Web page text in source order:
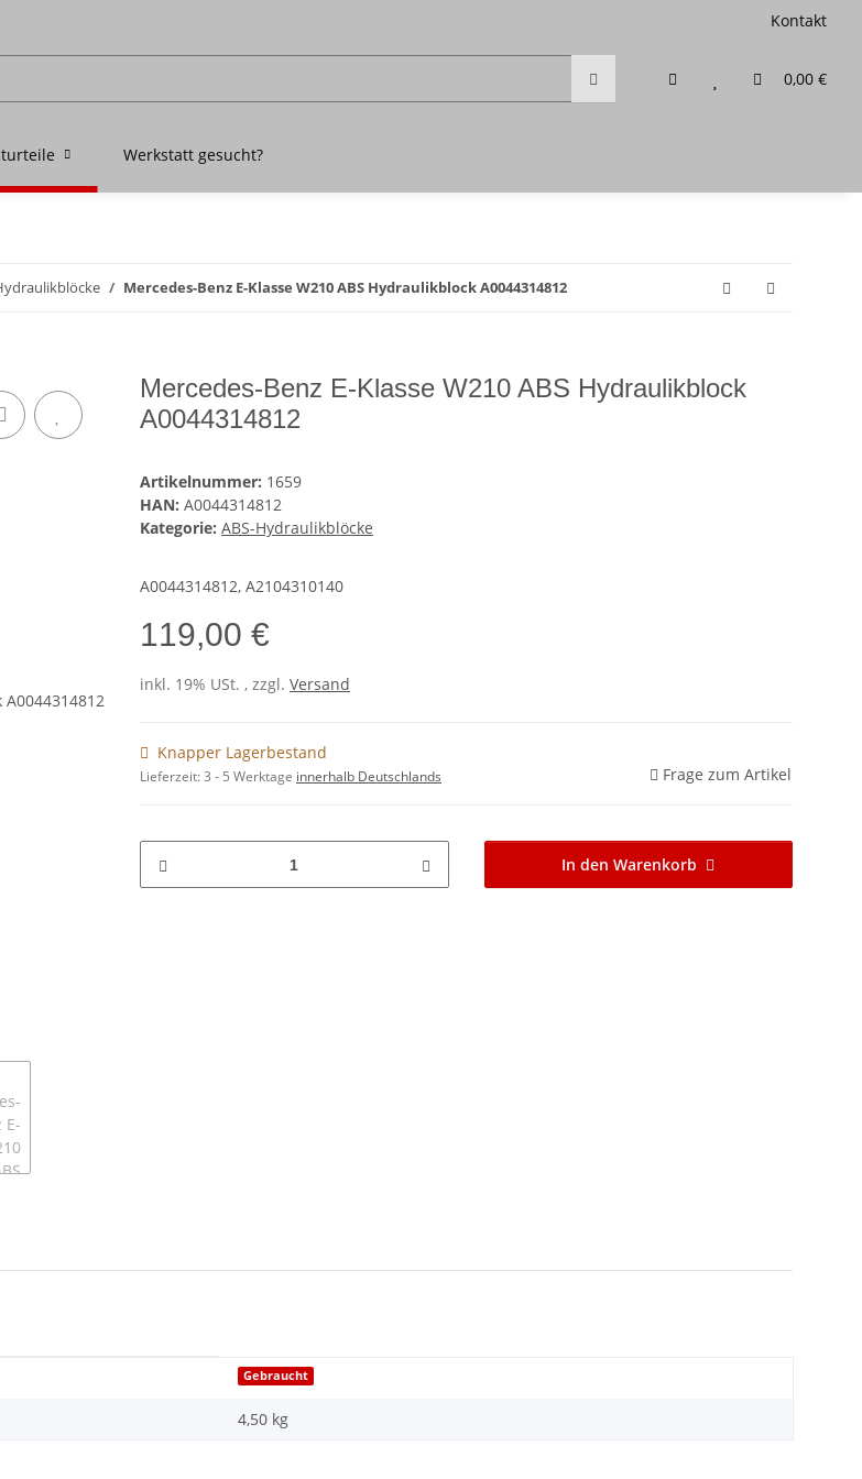
Kontakt
0,00 €
Werkstatt gesucht?
Mercedes-Benz E-Klasse W210 ABS Hydraulikblock A0044314812
Mercedes-Benz E-Klasse W210 ABS Hydraulikblock
A0044314812
Artikelnummer: 1659
HAN: A0044314812
Kategorie: ABS-Hydraulikblöcke
A0044314812, A2104310140
119,00 €
inkl. 19% USt. , zzgl. Versand
Knapper Lagerbestand
Lieferzeit:3 - 5 Werktage innerhalb Deutschlands Frage zum Artikel
In den Warenkorb
Gebraucht
4,50 kg